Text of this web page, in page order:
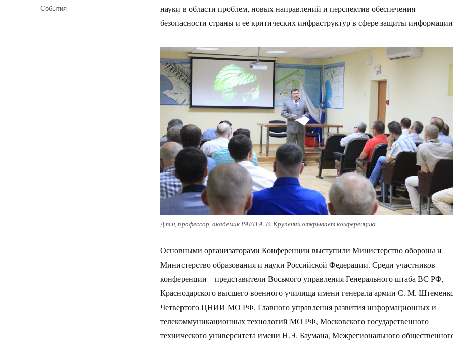
науки в области проблем, новых направлений и перспектив обеспечения
безопасности страны и ее критических инфраструктур в сфере защиты
Д.т.н, профессор, академик РАЕН А. В. Крупенин открывает конференцию.
Основными организаторами Конференции выступили Министерство обороны и
Министерство образования и науки Российской Федерации. Среди участников
конференции – представители Восьмого управления Генерального штаба ВС РФ,
Краснодарского высшего военного училища имени генерала армии С. М.
Четвертого ЦНИИ МО РФ, Главного управления развития информационных и
телекоммуникационных технологий МО РФ, Московского государственного
технического университета имени Н.Э. Баумана, Межрегионального
Рубрики
События